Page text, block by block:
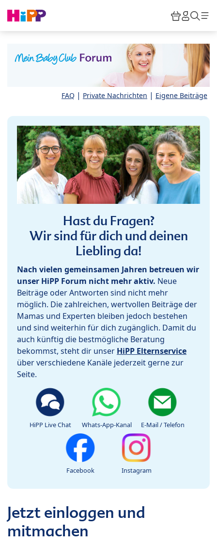
HiPP
FAQ | Private Nachrichten | Eigene Beiträge
Hast du Fragen?
Wir sind für dich und deinen
Liebling da!
Nach vielen gemeinsamen Jahren betreuen wir
unser HiPP Forum nicht mehr aktiv. Neue
Beiträge oder Antworten sind nicht mehr
möglich. Die zahlreichen, wertvollen Beiträge der
Mamas und Experten bleiben jedoch bestehen
und sind weiterhin für dich zugänglich. Damit du
auch künftig die bestmögliche Beratung
bekommst, steht dir unser HiPP Elternservice
über verschiedene Kanäle jederzeit gerne zur
Seite.
HiPP Live Chat Whats-App-Kanal E-Mail / Telefon
Facebook Instagram
Jetzt einloggen und
mitmachen